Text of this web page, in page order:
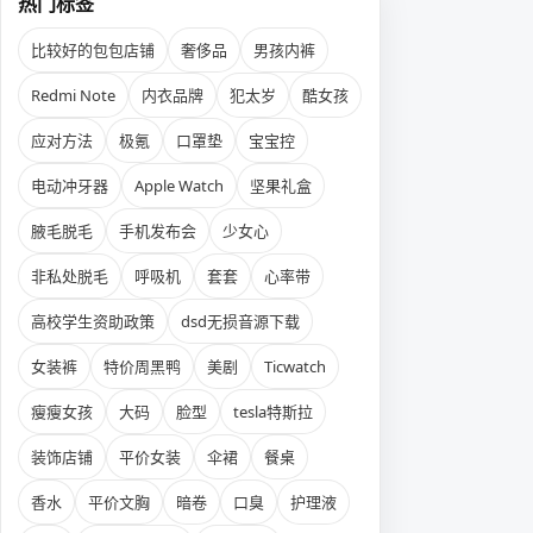
比较好的包包店铺 奢侈品 男孩内裤
Redmi Note 内衣品牌 犯太岁 酷女孩
应对方法 极氪 口罩垫 宝宝控
电动冲牙器 Apple Watch 坚果礼盒
腋毛脱毛 手机发布会 少女心
非私处脱毛 呼吸机 套套 心率带
高校学生资助政策 dsd无损音源下载
女装裤 特价周黑鸭 美剧 Ticwatch
瘦瘦女孩 大码 脸型 tesla特斯拉
装饰店铺 平价女装 伞裙 餐桌
香水 平价文胸 暗卷 口臭 护理液